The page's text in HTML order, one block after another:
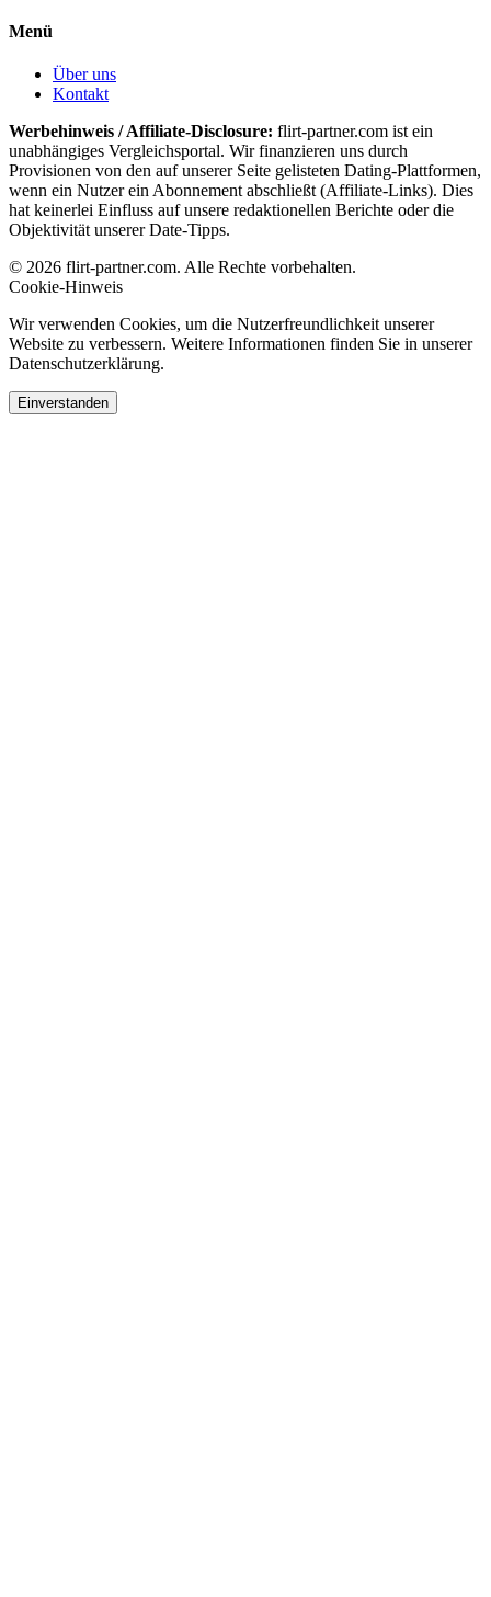
Menü
Über uns
Kontakt
Werbehinweis / Affiliate-Disclosure: flirt-partner.com ist ein
unabhängiges Vergleichsportal. Wir finanzieren uns durch
Provisionen von den auf unserer Seite gelisteten Dating-Plattformen,
wenn ein Nutzer ein Abonnement abschließt (Affiliate-Links). Dies
hat keinerlei Einfluss auf unsere redaktionellen Berichte oder die
Objektivität unserer Date-Tipps.
© 2026 flirt-partner.com. Alle Rechte vorbehalten.
Cookie-Hinweis
Wir verwenden Cookies, um die Nutzerfreundlichkeit unserer
Website zu verbessern. Weitere Informationen finden Sie in unserer
Datenschutzerklärung.
Einverstanden